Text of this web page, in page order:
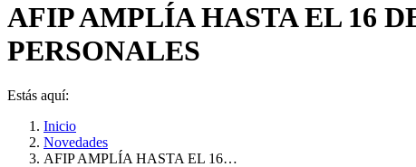
AFIP AMPLÍA HASTA EL 16
PERSONALES
Estás aquí:
Inicio
Novedades
AFIP AMPLÍA HASTA EL 16…